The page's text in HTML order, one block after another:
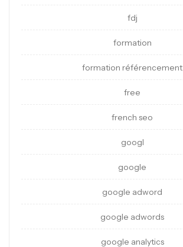
fdj
formation
formation référencement
free
french seo
googl
google
google adword
google adwords
google analytics